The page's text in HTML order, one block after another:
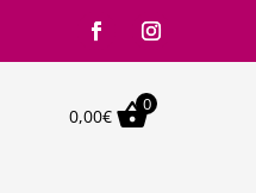
0,00€
0